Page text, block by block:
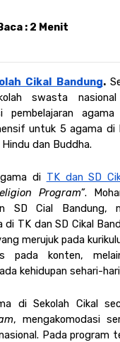
: 2 Menit
Cikal Bandung.
swasta
pembelajaran
untuk 5 agama di
dan Buddha.
di TK dan SD
Program”.
SD Cial Bandung,
di TK dan SD Cikal
merujuk pada
pada konten,
kehidupan sehari-
, mengakomodasi
Pada program